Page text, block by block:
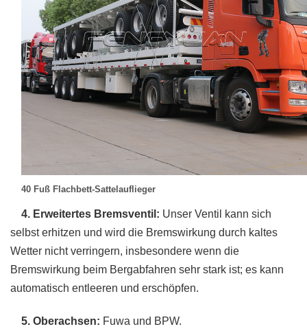
40 Fuß Flachbett-Sattelauflieger
4. Erweitertes Bremsventil: Unser Ventil kann sich
selbst erhitzen und wird die Bremswirkung durch kaltes
Wetter nicht verringern, insbesondere wenn die
Bremswirkung beim Bergabfahren sehr stark ist; es kann
automatisch entleeren und erschöpfen.
5. Oberachsen: Fuwa und BPW.